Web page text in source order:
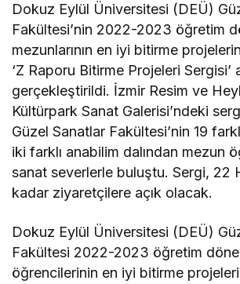
Dokuz Eylül Üniversitesi (DEÜ)
Fakültesi’nin 2022-2023 öğretim
mezunlarının en iyi bitirme
‘Z Raporu Bitirme Projeleri Sergisi’
gerçekleştirildi. İzmir Resim ve
Kültürpark Sanat Galerisi’ndeki
Güzel Sanatlar Fakültesi’nin 19
iki farklı anabilim dalından mezun
sanat severlerle buluştu. Sergi, 22
kadar ziyaretçilere açık olacak.
Dokuz Eylül Üniversitesi (DEÜ)
Fakültesi 2022-2023 öğretim
öğrencilerinin en iyi bitirme